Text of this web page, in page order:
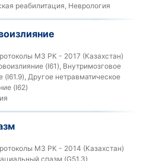
реабилитация, Неврология
МЗ РК - 2017 (Казахстан)
(I61), Внутримозговое
(I61.9), Другое нетравматическое
(I62)
МЗ РК - 2014 (Казахстан)
спазм (G51.3)